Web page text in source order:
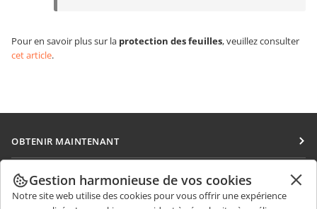
Pour en savoir plus sur la protection des feuilles, veuillez consulter
cet article.
OBTENIR MAINTENANT
Docs
DocSpace
COLLABORATION
Pour les contributeurs
Gestion harmonieuse de vos cookies
Notre site web utilise des cookies pour vous offrir une expérience